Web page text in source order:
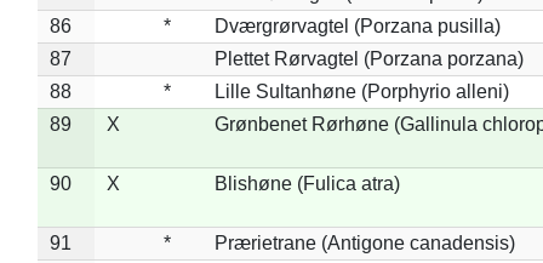
86
*
Dværgrørvagtel (Porzana pusilla)
87
Plettet Rørvagtel (Porzana porzana)
88
*
Lille Sultanhøne (Porphyrio alleni)
89
X Grønbenet Rørhøne (Gallinula
90 X Blishøne (Fulica atra)
91 *
Prærietrane (Antigone canadensis)